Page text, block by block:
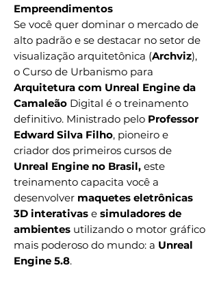
Empreendimentos
Se você quer dominar o mercado de
alto padrão e se destacar no setor de
visualização arquitetônica (Archviz),
o Curso de Urbanismo para
Arquitetura com Unreal Engine da
Camaleão Digital é o treinamento
definitivo. Ministrado pelo Professor
Edward Silva Filho, pioneiro e
criador dos primeiros cursos de
Unreal Engine no Brasil, este
treinamento capacita você a
desenvolver maquetes eletrônicas
3D interativas e simuladores de
ambientes utilizando o motor gráfico
mais poderoso do mundo: a Unreal
Engine 5.8.